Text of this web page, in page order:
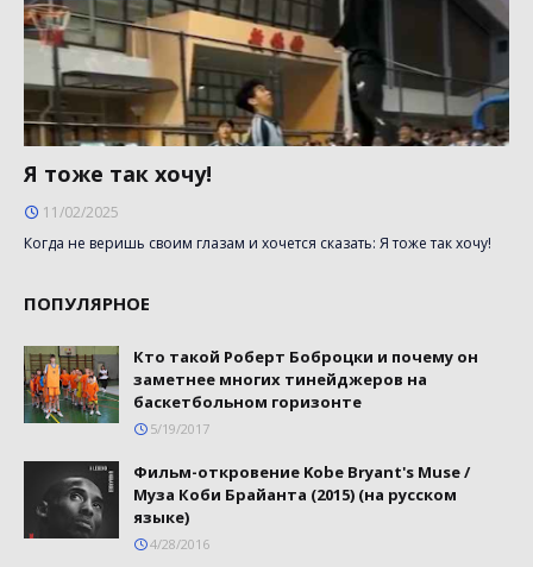
Я тоже так хочу!
11/02/2025
Когда не веришь своим глазам и хочется сказать: Я тоже так хочу!
ПОПУЛЯРНОЕ
Кто такой Роберт Боброцки и почему он
заметнее многих тинейджеров на
баскетбольном горизонте
5/19/2017
Фильм-откровение Kobe Bryant's Muse /
Муза Коби Брайанта (2015) (на русском
языке)
4/28/2016